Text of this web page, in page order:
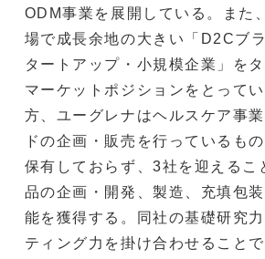
ODM事業を展開している。また
場で成長余地の大きい「D2Cブ
タートアップ・小規模企業」を
マーケットポジションをとって
方、ユーグレナはヘルスケア事
ドの企画・販売を行っているも
保有しておらず、3社を迎えるこ
品の企画・開発、製造、充填包
能を獲得する。同社の基礎研究
ティング力を掛け合わせること